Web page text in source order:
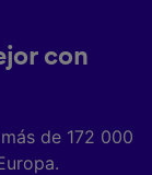
con
de 172 000